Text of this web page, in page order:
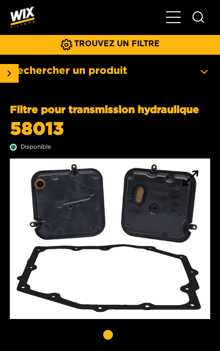
Basculer la
TROUVEZ UN FILTRE
Rechercher un produit
Filtre pour transmission hydraulique
58013
Disponible